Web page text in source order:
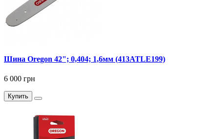
Шина Oregon 42"; 0,404; 1,6мм (413ATLE199)
6 000 грн
Купить